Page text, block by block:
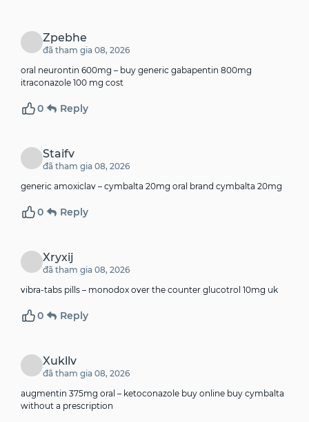
Zpebhe
đã tham gia 08, 2026
oral neurontin 600mg – buy generic gabapentin 800mg
itraconazole 100 mg cost
0 Reply
Staifv
đã tham gia 08, 2026
generic amoxiclav – cymbalta 20mg oral brand cymbalta 20mg
0 Reply
Xryxij
đã tham gia 08, 2026
vibra-tabs pills – monodox over the counter glucotrol 10mg uk
0 Reply
Xukllv
đã tham gia 08, 2026
augmentin 375mg oral – ketoconazole buy online buy cymbalta
without a prescription